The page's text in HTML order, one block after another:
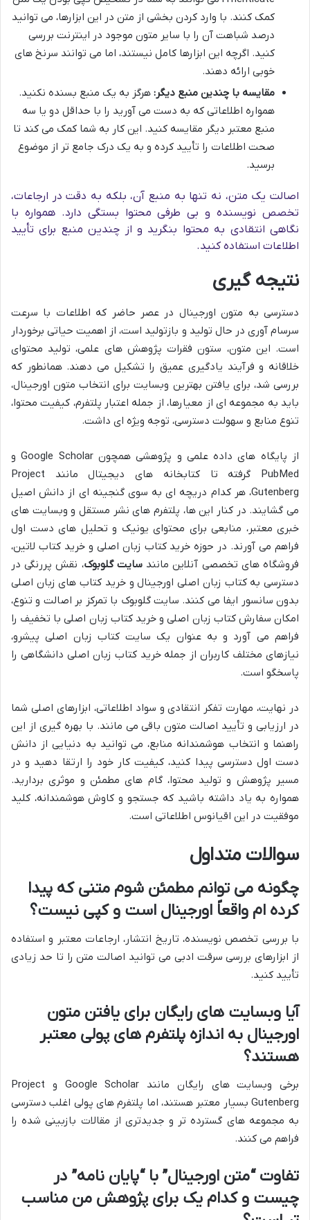
کمک کنند. با وارد کردن بخشی از متن در این ابزارها، می توانید
درصد شباهت آن را با سایر متون موجود در اینترنت بررسی
کنید. اگرچه این ابزارها کامل نیستند، اما می توانند سرنخ های
خوبی ارائه دهند.
مقایسه با چندین منبع دیگر: هرگز به یک منبع بسنده نکنید.
همواره اطلاعاتی که به دست می آورید را با حداقل دو یا سه
منبع معتبر دیگر مقایسه کنید. این کار به شما کمک می کند تا
صحت اطلاعات را تأیید کرده و به یک درک جامع تر از موضوع
برسید.
اصالت یک متن، نه تنها به منبع آن، بلکه به دقت در ارجاعات،
تخصص نویسنده و بی طرفی محتوا بستگی دارد. همواره با
نگاهی انتقادی به محتوا بنگرید و از چندین منبع برای تأیید
اطلاعات استفاده کنید.
نتیجه گیری
دسترسی به متون اورجینال در عصر حاضر که اطلاعات با سرعت
سرسام آوری در حال تولید و بازتولید است، از اهمیت حیاتی برخوردار
است. این متون، ستون فقرات پژوهش های علمی، تولید محتوای
خلاقانه و فرآیند یادگیری عمیق را تشکیل می دهند. همانطور که
بررسی شد، برای یافتن بهترین وبسایت برای انتخاب متون اورجینال،
باید به مجموعه ای از معیارها، از جمله اعتبار پلتفرم، کیفیت محتوا،
تنوع منابع و سهولت دسترسی، توجه ویژه ای داشت.
از پایگاه های داده علمی و پژوهشی همچون Google Scholar و
PubMed گرفته تا کتابخانه های دیجیتال مانند Project
Gutenberg، هر کدام دریچه ای به سوی گنجینه ای از دانش اصیل
می گشایند. در کنار این ها، پلتفرم های نشر مستقل و وبسایت های
خبری معتبر، منابعی برای محتوای یونیک و تحلیل های دست اول
فراهم می آورند. در حوزه خرید کتاب زبان اصلی و خرید کتاب لاتین،
فروشگاه های تخصصی آنلاین مانندسایت گلوبوک، نقش پررنگی در
دسترسی به کتاب زبان اصلی اورجینال و خرید کتاب های زبان اصلی
بدون سانسور ایفا می کنند. سایت گلوبوک با تمرکز بر اصالت و تنوع،
امکان سفارش کتاب زبان اصلی و خرید کتاب زبان اصلی با تخفیف را
فراهم می آورد و به عنوان یک سایت کتاب زبان اصلی پیشرو،
نیازهای مختلف کاربران از جمله خرید کتاب زبان اصلی دانشگاهی را
پاسخگو است.
در نهایت، مهارت تفکر انتقادی و سواد اطلاعاتی، ابزارهای اصلی شما
در ارزیابی و تأیید اصالت متون باقی می مانند. با بهره گیری از این
راهنما و انتخاب هوشمندانه منابع، می توانید به دنیایی از دانش
دست اول دسترسی پیدا کنید، کیفیت کار خود را ارتقا دهید و در
مسیر پژوهش و تولید محتوا، گام های مطمئن و موثری بردارید.
همواره به یاد داشته باشید که جستجو و کاوش هوشمندانه، کلید
موفقیت در این اقیانوس اطلاعاتی است.
سوالات متداول
چگونه می توانم مطمئن شوم متنی که پیدا
کرده ام واقعاً اورجینال است و کپی نیست؟
با بررسی تخصص نویسنده، تاریخ انتشار، ارجاعات معتبر و استفاده
از ابزارهای بررسی سرقت ادبی می توانید اصالت متن را تا حد زیادی
تأیید کنید.
آیا وبسایت های رایگان برای یافتن متون
اورجینال به اندازه پلتفرم های پولی معتبر
هستند؟
برخی وبسایت های رایگان مانند Google Scholar و Project
Gutenberg بسیار معتبر هستند، اما پلتفرم های پولی اغلب دسترسی
به مجموعه های گسترده تر و جدیدتری از مقالات بازبینی شده را
فراهم می کنند.
تفاوت “متن اورجینال” با “پایان نامه” در
چیست و کدام یک برای پژوهش من مناسب